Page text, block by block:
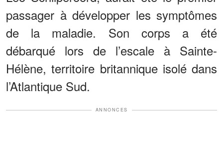
passager à développer les symptômes
de la maladie. Son corps a été
débarqué lors de l’escale à Sainte-
Hélène, territoire britannique isolé dans
l’Atlantique Sud.
ANNONCES